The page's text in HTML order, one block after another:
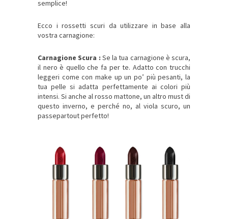
semplice!
Ecco i rossetti scuri da utilizzare in base alla
vostra carnagione:
Carnagione Scura : Se la tua carnagione è scura,
il nero è quello che fa per te. Adatto con trucchi
leggeri come con make up un po’ più pesanti, la
tua pelle si adatta perfettamente ai colori più
intensi. Si anche al rosso mattone, un altro must di
questo inverno, e perché no, al viola scuro, un
passepartout perfetto!